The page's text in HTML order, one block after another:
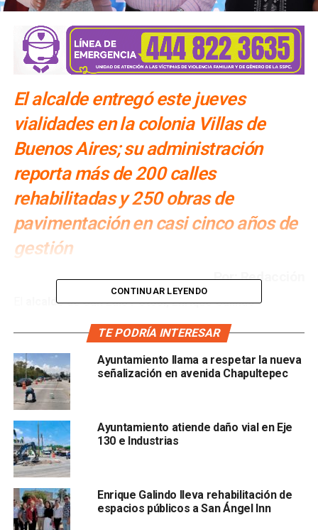
El alcalde entregó este jueves
vialidades en la colonia Villas de
Buenos Aires; su administración
reporta más de 200 calles
rehabilitadas y 250 obras de
pavimentación en casi cinco años de
gestión
Por: Redacción
alcalde de San Luis Potosí, Enrique Galindo
vialidades en la colonia Villas de Buenos Aires —las
calles Villa General Mitre y la Primera y Tercera
Cerrada de la Segunda Privada de Irapuato— en el
marco de la estrategia de
gobierno municipal
administración acumula
más de 200 calles realizadas y
más de 250 obras de pavimentación en casi cinco
años de gestión.
“Una cosa es decir
y otra cosa es venir yentregar una calle hecha
CONTINUAR LEYENDO
TE PODRÍA INTERESAR
Ayuntamiento llama a respetar la nueva
señalización en avenida Chapultepec
Ayuntamiento atiende daño vial en Eje
130 e Industrias
Enrique Galindo lleva rehabilitación de
espacios públicos a San Ángel Inn